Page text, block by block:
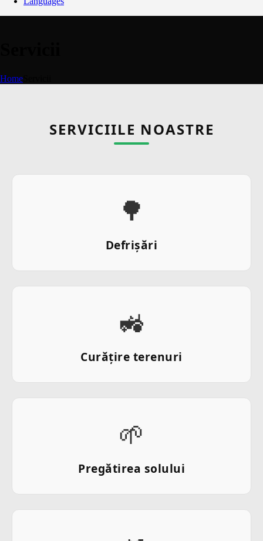
Home
SERVICIILE NOASTRE
🌳
Defrișări
🚜
Curățire terenuri
🌱
Pregătirea solului